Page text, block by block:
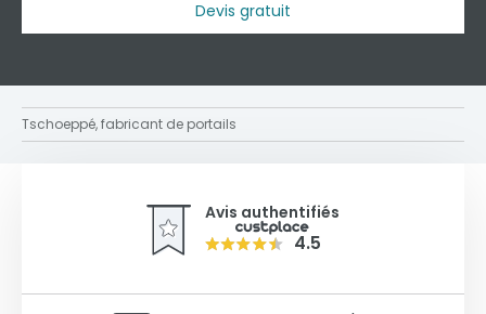
Devis gratuit
Tschoeppé, fabricant de portails
Avis authentifiés
4.5